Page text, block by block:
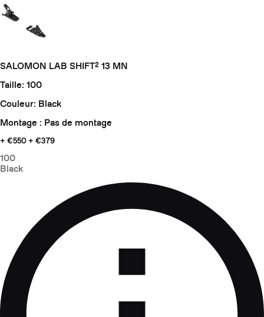
SALOMON LAB SHIFT² 13 MN
Taille: 100
Couleur: Black
Montage : Pas de montage
+ €550 + €379
100
Black